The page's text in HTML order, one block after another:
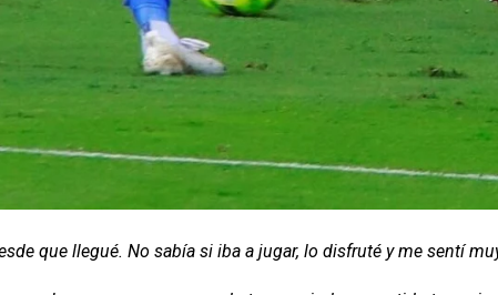
que llegué. No sabía si iba a jugar, lo disfruté y me sentí